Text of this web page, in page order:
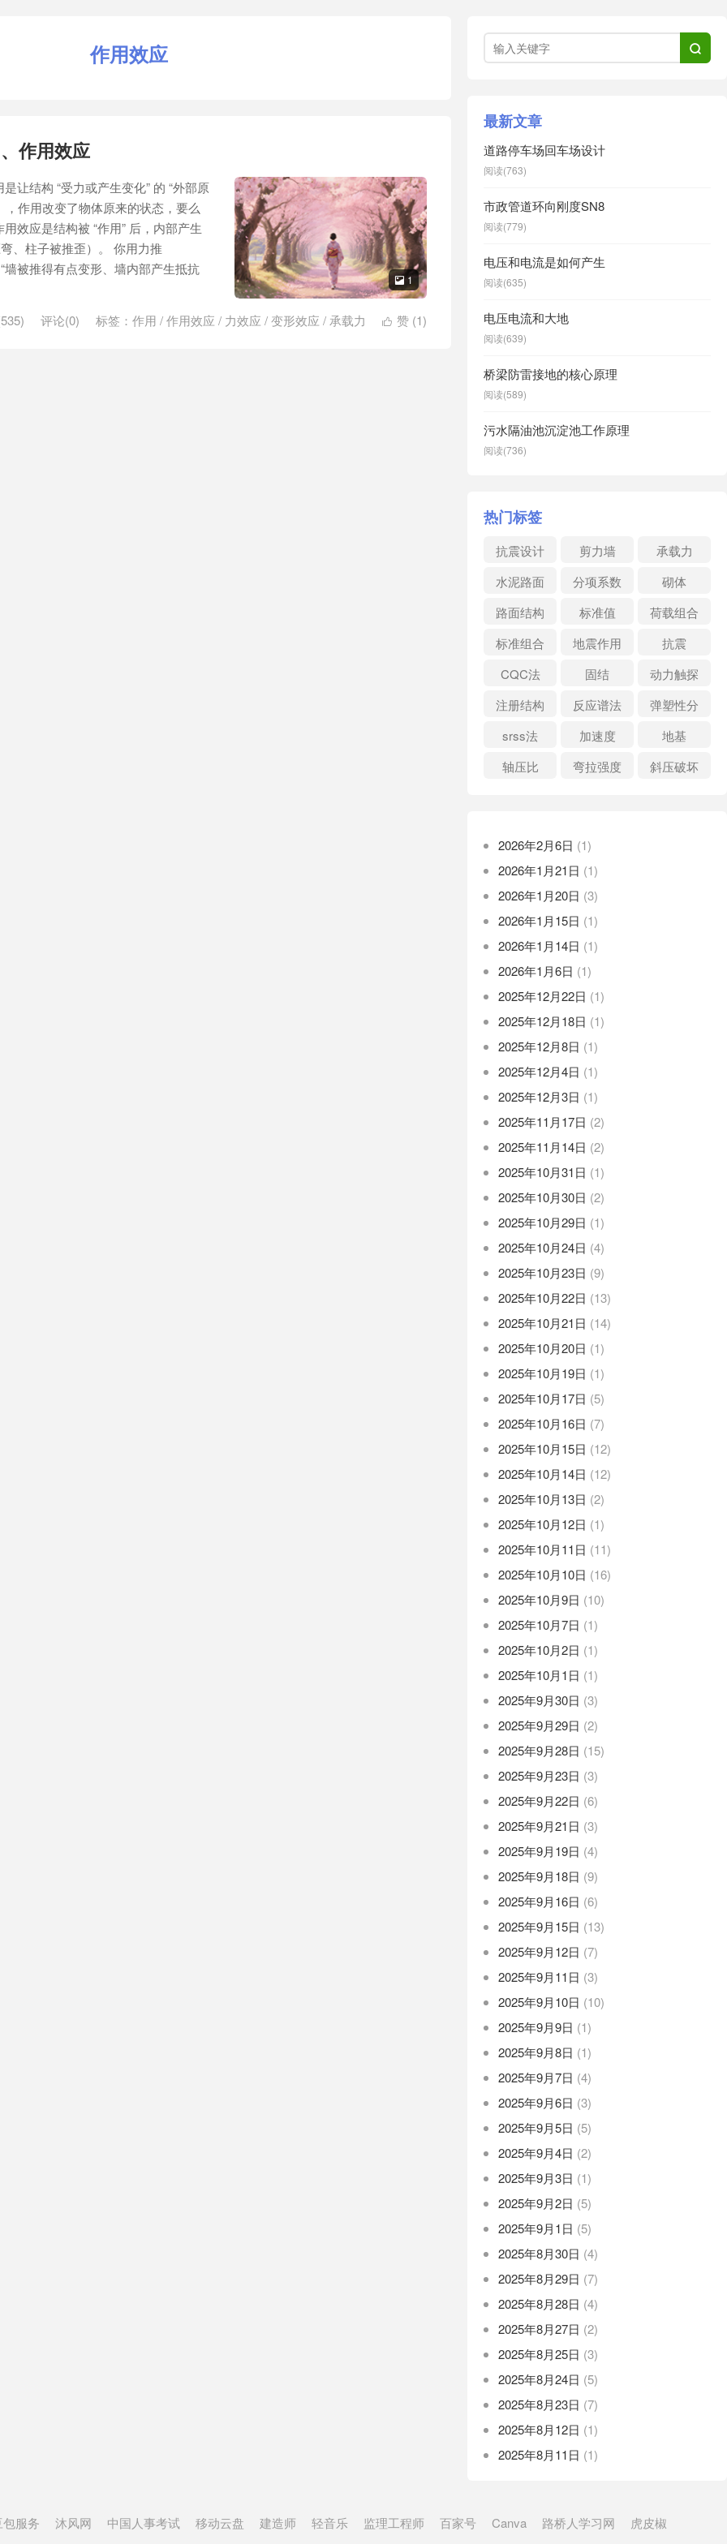
作用效应
作用效应
 1
让结构 “受力或产生变化” 的 “外部原
作用改变了物体原来的状态，要么
效应是结构被 “作用” 后，内部产生
、柱子被推歪）。 你用力推
墙被推得有点变形、墙内部产生抵抗
 赞 (1)
评论(0) 标签： 作用 /作用效应 / 力效应 /变形效应 / 承载力

最新文章
道路停车场回车场设计
阅读(763)
市政管道环向刚度SN8
阅读(779)
电压和电流是如何产生
阅读(635)
电压电流和大地
阅读(639)
桥梁防雷接地的核心原理
阅读(589)
污水隔油池沉淀池工作原理
阅读(736)
热门标签
抗震设计 剪力墙
承载力
水泥路面
分项系数
砌体
路面结构
标准值
荷载组合
标准组合
地震作用
抗震
CQC法
固结
动力触探
注册结构
反应谱法
弹塑性分
srss法 加速度
地基
轴压比
弯拉强度 斜压破坏
2026年2月6日 (1)
2026年1月21日 (1)
2026年1月20日 (3)
2026年1月15日 (1)
2026年1月14日 (1)
2026年1月6日 (1)
2025年12月22日 (1)
2025年12月18日 (1)
2025年12月8日 (1)
2025年12月4日 (1)
2025年12月3日 (1)
2025年11月17日 (2)
2025年11月14日 (2)
2025年10月31日 (1)
2025年10月30日 (2)
2025年10月29日 (1)
2025年10月24日 (4)
2025年10月23日 (9)
2025年10月22日 (13)
2025年10月21日 (14)
2025年10月20日 (1)
2025年10月19日 (1)
2025年10月17日 (5)
2025年10月16日 (7)
2025年10月15日 (12)
2025年10月14日 (12)
2025年10月13日 (2)
2025年10月12日 (1)
2025年10月11日 (11)
2025年10月10日 (16)
2025年10月9日 (10)
2025年10月7日 (1)
2025年10月2日 (1)
2025年10月1日 (1)
2025年9月30日 (3)
2025年9月29日 (2)
2025年9月28日 (15)
2025年9月23日 (3)
2025年9月22日 (6)
2025年9月21日 (3)
2025年9月19日 (4)
2025年9月18日 (9)
2025年9月16日 (6)
2025年9月15日 (13)
2025年9月12日 (7)
2025年9月11日 (3)
2025年9月10日 (10)
2025年9月9日 (1)
2025年9月8日 (1)
2025年9月7日 (4)
2025年9月6日 (3)
2025年9月5日 (5)
2025年9月4日 (2)
2025年9月3日 (1)
2025年9月2日 (5)
2025年9月1日 (5)
2025年8月30日 (4)
2025年8月29日 (7)
2025年8月28日 (4)
2025年8月27日 (2)
2025年8月25日 (3)
2025年8月24日 (5)
2025年8月23日 (7)
2025年8月12日 (1)
2025年8月11日 (1)
包服务 沐风网 中国人事考试 移动云盘 建造师 轻音乐 监理工程师 百家号 Canva 路桥人学习网 虎皮椒